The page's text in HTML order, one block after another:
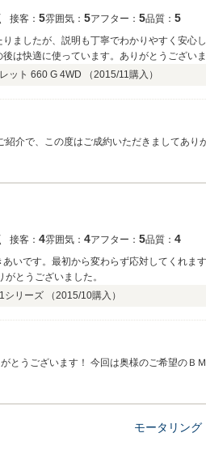
接客： 5雰囲気： 5アフター： 5品質： 5
ましたが、説明も丁寧でわかりやすく安心
は快適に使っています。ありがとうございま
ット 660 G 4WD （2015/11購入）
接客： 4雰囲気： 4アフター： 5品質： 4
いです。最初から変わらず応対してくれま
とうございました。
シリーズ （2015/10購入）
とうございます！ 今回は奥様のご希望のＢ
モータリン